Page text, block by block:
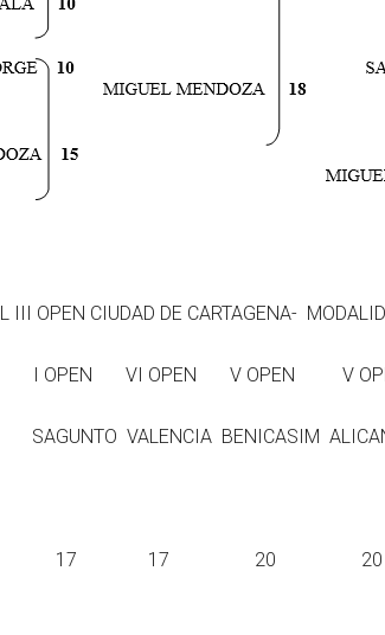
III OPEN CIUDAD DE CARTAGENA-
I OPEN VI OPEN V
BENICASIM ALICANTE
Esp 17 17